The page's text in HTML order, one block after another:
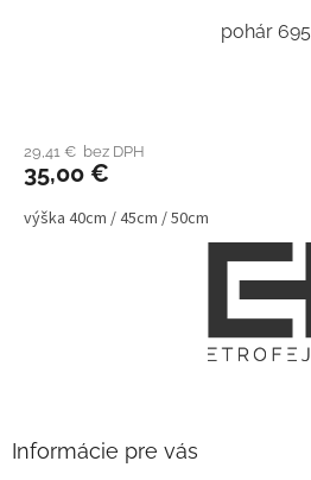
pohár 695
29,41 € bez DPH
35,00 €
výška 40cm / 45cm / 50cm
Informácie pre vás